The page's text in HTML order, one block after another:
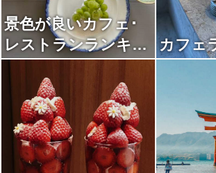
景色が良いカフェ･
レストランランキン
カフェ